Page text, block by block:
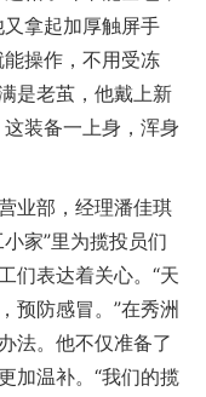
拿起加厚触屏手
操作，不用受冻
是老茧，他戴上新
装备一上身，浑身
部，经理潘佳琪
家”里为揽投员们
们表达着关心。“天
预防感冒。”在秀洲
法。他不仅准备了
加温补。“我们的揽